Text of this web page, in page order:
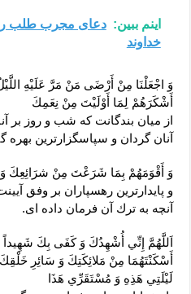
اینم ببین: دعای مجرب طلب
خداوند
وَ اجْعَلْنَا مِنْ أَرْضَى مَنْ مَرَّ عَلَيْهِ
أَشْكَرَهُمْ لِمَا أَوْلَيْتَ مِنْ نِعَمِكَ‏
از ميان بندگانت كه شب و روز بر
آنان گردان و سپاسگزارترين بهره‏
وَ أَقْوَمَهُمْ بِمَا شَرَعْتَ مِنْ شرَائِعِكَ
و پايدارترين رهسپاران بر وفق
آنچه به ترك آن فرمان داده‏ اى.
اَللَّهُمَّ إِنِّي أُشْهِدُكَ وَ كَفَى بِكَ
أَسْكَنْتَهُمَا مِنْ مَلائِكَتِكَ وَ سَائِرِ
لَيْلَتِي هَذِهِ وَ مُسْتَقَرِّي هَذَا